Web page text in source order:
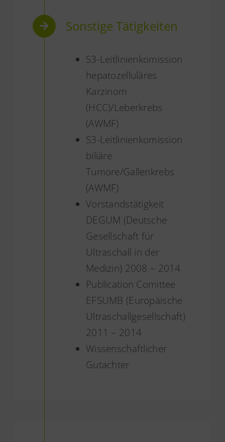
Sonstige Tätigkeiten
S3-Leitlinienkomission
hepatozelluläres
Karzinom
(HCC)/Leberkrebs
(AWMF)
S3-Leitlinienkomission
biliäre
Tumore/Gallenkrebs
(AWMF)
Vorstandstätigkeit
DEGUM (Deutsche
Gesellschaft für
Ultraschall in der
Medizin) 2008 – 2014
Publication Comittee
EFSUMB (Europäische
Ultraschallgesellschaft)
2011 – 2014
Wissenschaftlicher
Gutachter